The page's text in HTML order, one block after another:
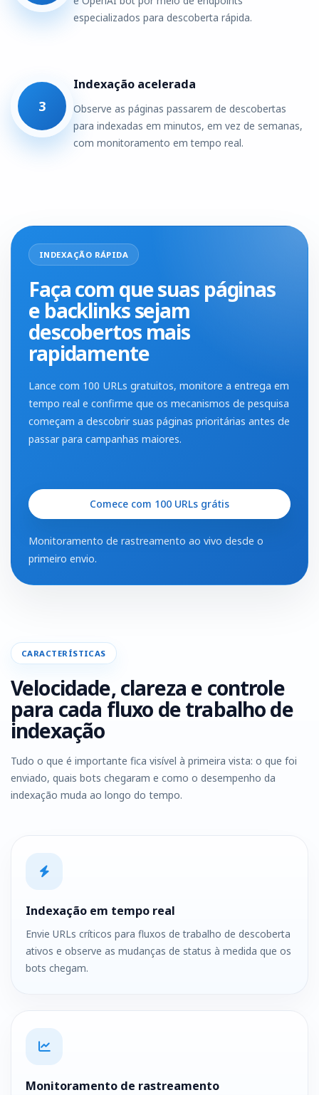
especializados para descoberta rápida.
3
Indexação acelerada
Observe as páginas passarem de descobertas
para indexadas em minutos, em vez de semanas,
com monitoramento em tempo real.
INDEXAÇÃO RÁPIDA
Faça com que suas páginas
e backlinks sejam
descobertos mais
rapidamente
Lance com 100 URLs gratuitos, monitore a entrega em
tempo real e confirme que os mecanismos de pesquisa
começam a descobrir suas páginas prioritárias antes de
passar para campanhas maiores.
Comece com 100 URLs grátis
Monitoramento de rastreamento ao vivo desde o
primeiro envio.
CARACTERÍSTICAS
Velocidade, clareza e controle
para cada fluxo de trabalho de
indexação
Tudo o que é importante fica visível à primeira vista: o que foi
enviado, quais bots chegaram e como o desempenho da
indexação muda ao longo do tempo.
Indexação em tempo real
Envie URLs críticos para fluxos de trabalho de descoberta
ativos e observe as mudanças de status à medida que os
bots chegam.
Monitoramento de rastreamento